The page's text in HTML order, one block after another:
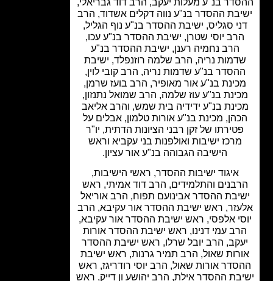
ההסדר בנ"ע נווה דקלים אשדוד, הרב
סגליס, ישיבת ההסדר בנ"ע נוף הגליל,
יוסי שטרן, ישיבת ההסדר בנ"ע עכו,
הרב נחמיה רענן, ישיבת ההסדר בנ"ע
נריה, הרב שלמה רוזנפלד, ישיבת
בנ"ע שדמות נריה, הרב קובי לוין,
בנ"ע אור מאופיר, הרב בועז שרמן,
בנ"ע עוז שלמה, הרב שמואל נתנזון,
בנ"ע ידידיה בית שמש, והרב אליאב
מכינת בנ"ע אורות טלמון, אבלים על
של זקן רבני הציונות הדתית, יו"ר
מרכז ישיבות ואולפנות בני עקביא וראש
הישיבה הגבוהה בנ"ע אור עציון.
איגוד ישיבות ההסדר, ראשי הישיבות,
והתלמידים, הרב דוד אמיתי, ראש
ההסדר אבינועם תפוח, הרב אוריאל
ראש ישיבת ההסדר אור עקיבא, הרב
אלפסי, ראש ישיבת ההסדר אור עקיבא,
עמי דנינו, ראש ישיבת ההסדר אורות
הרב יובל שרלו, ראש ישיבת ההסדר
שאול, הרב תמיר גרנות, ראש ישיבת
אורות שאול, הרב יוסי רודריגז, ראש
ההסדר אילת, הרב יהושע ון דייק, ראש